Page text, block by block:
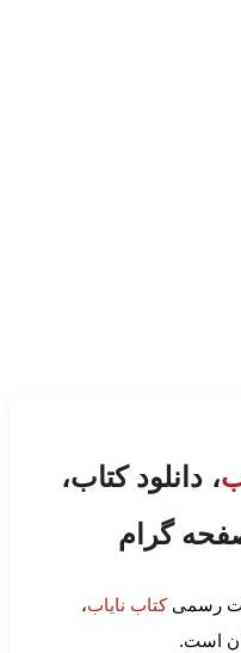
، دانلود کتاب،
گرام
رسمیکتاب نایاب،
است.